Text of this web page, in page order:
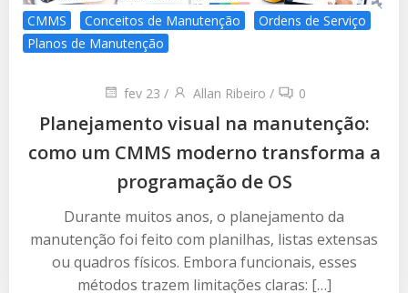
CMMS Conceitos de Manutenção
Ordens de Serviço
Planos de Manutenção
fev 23 / Allan Ribeiro / 0
Planejamento visual na manutenção:
como um CMMS moderno transforma a
programação de OS
Durante muitos anos, o planejamento da
manutenção foi feito com planilhas, listas extensas
ou quadros físicos. Embora funcionais, esses
métodos trazem limitações claras: […]